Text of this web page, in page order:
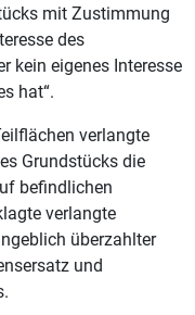
mit Zustimmung
des
kein eigenes Interesse
hat“.
verlangte
Grundstücks die
befindlichen
verlangte
überzahlter
und